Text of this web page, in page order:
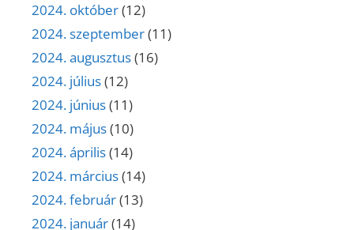
2024. október(12)
2024. szeptember(11)
2024. augusztus(16)
2024. július(12)
2024. június(11)
2024. május(10)
2024. április(14)
2024. március(14)
2024. február(13)
2024. január(14)